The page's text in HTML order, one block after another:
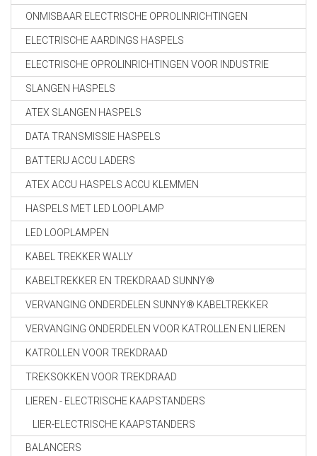
ONMISBAAR ELECTRISCHE OPROLINRICHTINGEN
ELECTRISCHE AARDINGS HASPELS
ELECTRISCHE OPROLINRICHTINGEN VOOR INDUSTRIE
SLANGEN HASPELS
ATEX SLANGEN HASPELS
DATA TRANSMISSIE HASPELS
BATTERIJ ACCU LADERS
ATEX ACCU HASPELS ACCU KLEMMEN
HASPELS MET LED LOOPLAMP
LED LOOPLAMPEN
KABEL TREKKER WALLY
KABELTREKKER EN TREKDRAAD SUNNY®
VERVANGING ONDERDELEN SUNNY® KABELTREKKER
VERVANGING ONDERDELEN VOOR KATROLLEN EN LIEREN
KATROLLEN VOOR TREKDRAAD
TREKSOKKEN VOOR TREKDRAAD
LIEREN - ELECTRISCHE KAAPSTANDERS
LIER-ELECTRISCHE KAAPSTANDERS
BALANCERS